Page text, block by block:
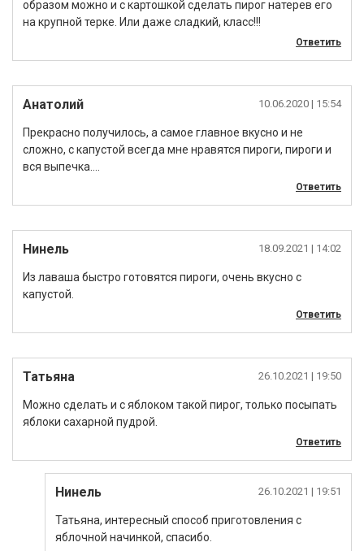
образом можно и с картошкой сделать пирог натерев его
на крупной терке. Или даже сладкий, класс!!!
Ответить
Анатолий 10.06.2020 | 15:54
Прекрасно получилось, а самое главное вкусно и не
сложно, с капустой всегда мне нравятся пироги, пироги и
вся выпечка….
Ответить
Нинель 18.09.2021 | 14:02
Из лаваша быстро готовятся пироги, очень вкусно с
капустой.
Ответить
Татьяна 26.10.2021 | 19:50
Можно сделать и с яблоком такой пирог, только посыпать
яблоки сахарной пудрой.
Ответить
Нинель 26.10.2021 | 19:51
Татьяна, интересный способ приготовления с
яблочной начинкой, спасибо.